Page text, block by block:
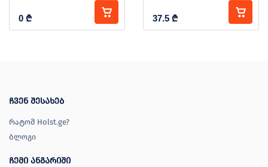
0 ₾ 37.5 ₾
ჩვენ შესახებ
რატომ Holst.ge?
ბლოგი
ჩემი ანგარიში